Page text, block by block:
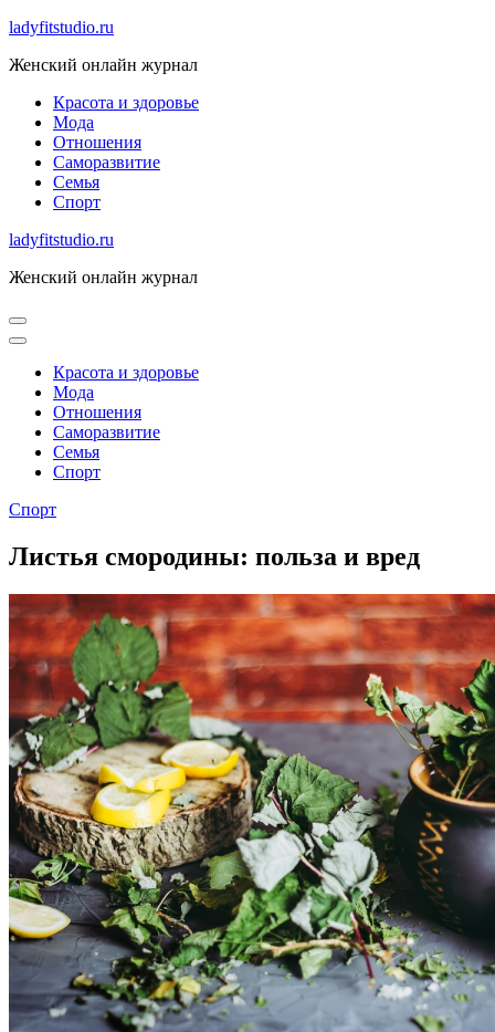
Skip
content
ladyfitstudio.ru
Женский онлайн журнал
Красота и здоровье
Мода
Отношения
Саморазвитие
Семья
Спорт
ladyfitstudio.ru
Женский онлайн журнал
Красота и здоровье
Мода
Отношения
Саморазвитие
Семья
Спорт
Спорт
Листья смородины: польза и вред